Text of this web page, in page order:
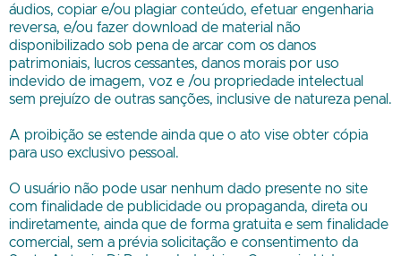
áudios, copiar e/ou plagiar conteúdo, efetuar engenharia
reversa, e/ou fazer download de material não
disponibilizado sob pena de arcar com os danos
patrimoniais, lucros cessantes, danos morais por uso
indevido de imagem, voz e /ou propriedade intelectual
sem prejuízo de outras sanções, inclusive de natureza penal.
A proibição se estende ainda que o ato vise obter cópia
para uso exclusivo pessoal.
O usuário não pode usar nenhum dado presente no site
com finalidade de publicidade ou propaganda, direta ou
indiretamente, ainda que de forma gratuita e sem finalidade
comercial, sem a prévia solicitação e consentimento da